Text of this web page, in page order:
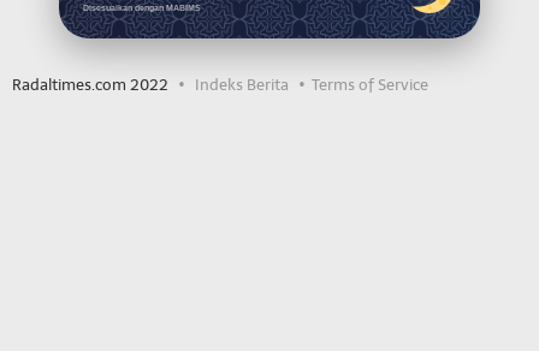
Disesuaikan dengan MABIMS
Radaltimes.com 2022 Indeks Berita Terms of Service